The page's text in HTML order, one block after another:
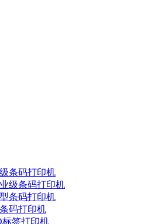
条码打印机
级条码打印机
条码打印机
码打印机
标签打印机